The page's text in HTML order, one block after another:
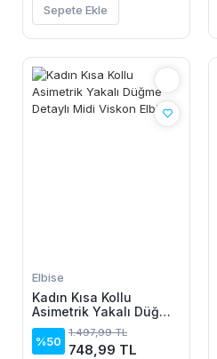
Sepete Ekle
Elbise
Kadın Kısa Kollu
Asimetrik Yakalı Düğme
Detaylı Midi Viskon
Elbise
%50
1.497,99 TL
748,99 TL